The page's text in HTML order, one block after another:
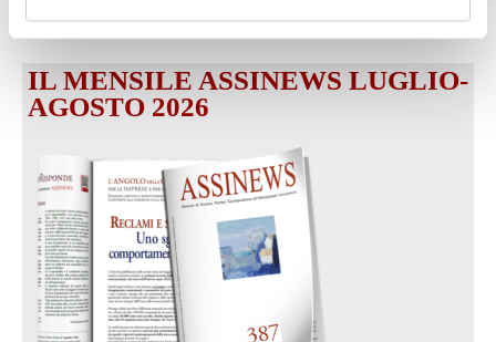
IL MENSILE ASSINEWS LUGLIO-
AGOSTO 2026